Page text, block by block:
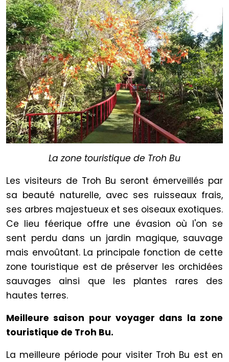
La zone touristique de Troh Bu
Les visiteurs de Troh Bu seront émerveillés par
sa beauté naturelle, avec ses ruisseaux frais,
ses arbres majestueux et ses oiseaux exotiques.
Ce lieu féerique offre une évasion où l'on se
sent perdu dans un jardin magique, sauvage
mais envoûtant. La principale fonction de cette
zone touristique est de préserver les orchidées
sauvages ainsi que les plantes rares des
hautes terres.
Meilleure saison pour voyager dans la zone
touristique de Troh Bu.
La meilleure période pour visiter Troh Bu est en